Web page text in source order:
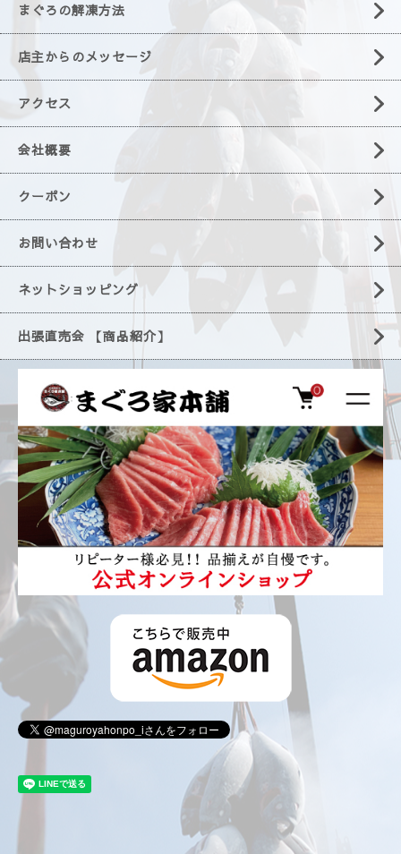
まぐろの解凍方法
店主からのメッセージ
アクセス
会社概要
クーポン
お問い合わせ
ネットショッピング
出張直売会 【商品紹介】